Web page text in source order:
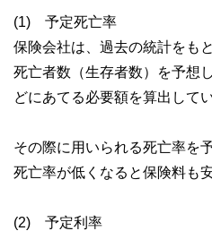
(1) 予定死亡率
保険会社は、過去の統計をも
死亡者数（生存者数）を予想
どにあてる必要額を算出して
その際に用いられる死亡率を
死亡率が低くなると保険料も
(2) 予定利率